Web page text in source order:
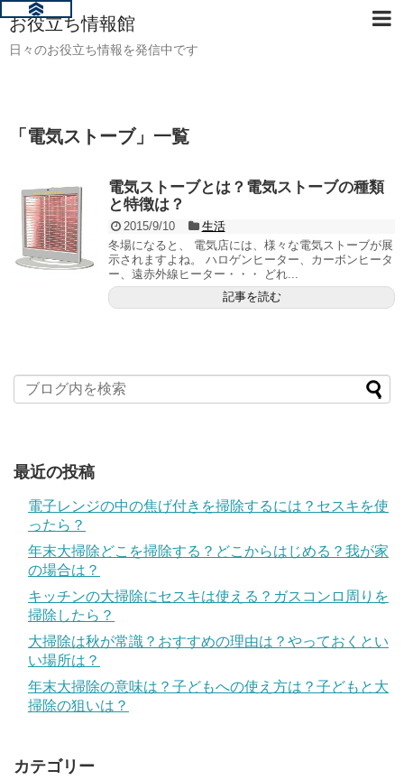
お役立ち情報館
日々のお役立ち情報を発信中です
「 電気ストーブ」 一覧
電気ストーブとは？電気ストーブの種類
と特徴は？
2015/9/10
生活
冬場になると、 電気店には、様々な電気ストーブが展
示されますよね。 ハロゲンヒーター、カーボンヒータ
ー、遠赤外線ヒーター・・・ どれ...
記事を読む
最近の投稿
電子レンジの中の焦げ付きを掃除するには？セスキを使
ったら？
年末大掃除どこを掃除する？どこからはじめる？我が家
の場合は？
キッチンの大掃除にセスキは使える？ガスコンロ周りを
掃除したら？
大掃除は秋が常識？おすすめの理由は？やっておくとい
い場所は？
年末大掃除の意味は？子どもへの使え方は？子どもと大
掃除の狙いは？
カテゴリー